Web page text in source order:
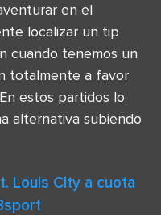
en el
localizar un tip
cuando tenemos un
totalmente a favor
estos partidos lo
alternativa subiendo
Louis City a cuota